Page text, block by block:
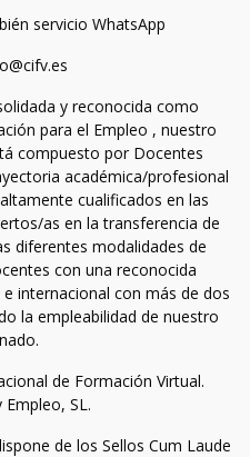
servicio WhatsApp
y reconocida como
para el Empleo , nuestro
compuesto por Docentes
académica/profesional
cualificados en las
as en la transferencia de
diferentes modalidades de
con una reconocida
internacional con más de dos
la empleabilidad de nuestro
de Formación Virtual.
SL.
de los Sellos Cum Laude